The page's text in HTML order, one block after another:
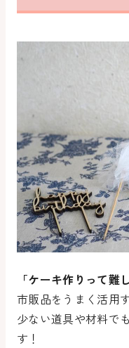
「ケーキ作りって難
市販品をうまく活用す
少ない道具や材料で
す！